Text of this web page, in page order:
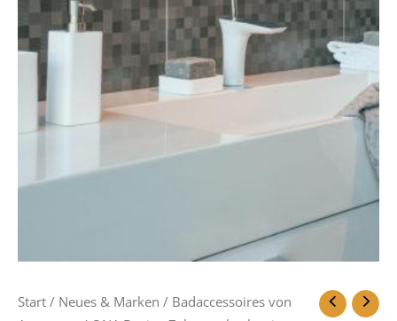
Start / Neues & Marken / Badaccessoires von